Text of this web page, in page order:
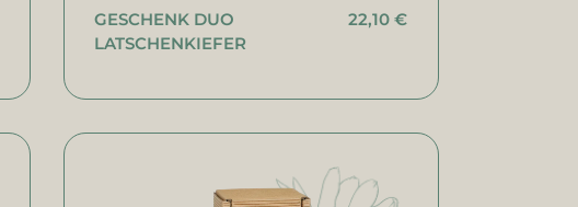
GESCHENK DUO
LATSCHENKIEFER
22,10 €